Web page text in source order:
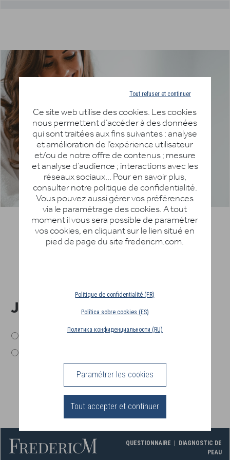
Tout refuser et continuer
Ce site web utilise des cookies. Les cookies
nous permettent d’accéder à des données
qui sont traitées aux fins suivantes : analyse
et amélioration de l’expérience utilisateur
et/ou de notre offre de contenus ; mesure
et analyse d’audience ; interactions avec les
réseaux sociaux… Pour en savoir plus,
consulter notre politique de confidentialité.
Vous pouvez aussi gérer vos préférences
via le paramétrage des cookies. A tout
moment il vous sera possible de paramétrer
vos cookies, en cliquant sur le lien situé en
pied de page du site fredericm.com.
Politique de confidentialité (FR)
Política sobre cookies (ES)
Политика конфиденциальности (RU)
Paramétrer les cookies
Tout accepter et continuer
JE SUIS
QUESTIONNAIRE | DIAGNOSTIC DE
PEAU